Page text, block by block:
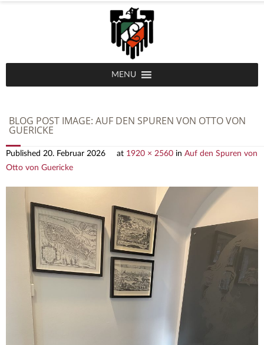
MENU
BLOG POST IMAGE: AUF DEN SPUREN VON OTTO VON
GUERICKE
Published 20. Februar 2026 at 1920 × 2560 in Auf den Spuren von
Otto von Guericke